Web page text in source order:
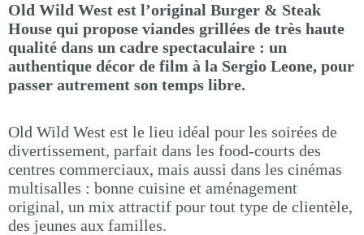
Old Wild West est l’original Burger & Steak
House qui propose viandes grillées de très haute
qualité dans un cadre spectaculaire : un
authentique décor de film à la Sergio Leone, pour
passer autrement son temps libre.
Old Wild West est le lieu idéal pour les soirées de
divertissement, parfait dans les food-courts des
centres commerciaux, mais aussi dans les cinémas
multisalles : bonne cuisine et aménagement
original, un mix attractif pour tout type de clientèle,
des jeunes aux familles.